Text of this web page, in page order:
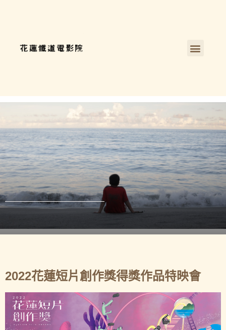
2022花蓮短片創作獎得獎作品特映會